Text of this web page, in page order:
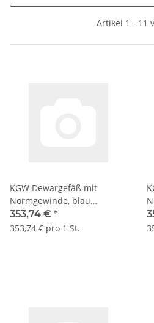
Artikel 1 - 11
KGW Dewargefäß mit
Normgewinde, blau
beschichtete Alu-Hülle, Typ
GEW 0 I C, 200 ml, GL 32
353,74 € *
353,74 € pro 1 St.